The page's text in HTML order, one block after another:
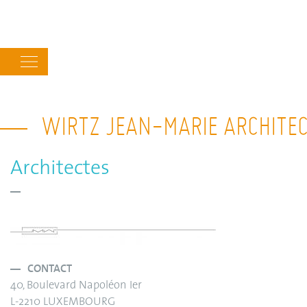
navigation
WIRTZ JEAN-MARIE
Architectes
CONTACT
40, Boulevard Napoléon Ier
L-2210 LUXEMBOURG